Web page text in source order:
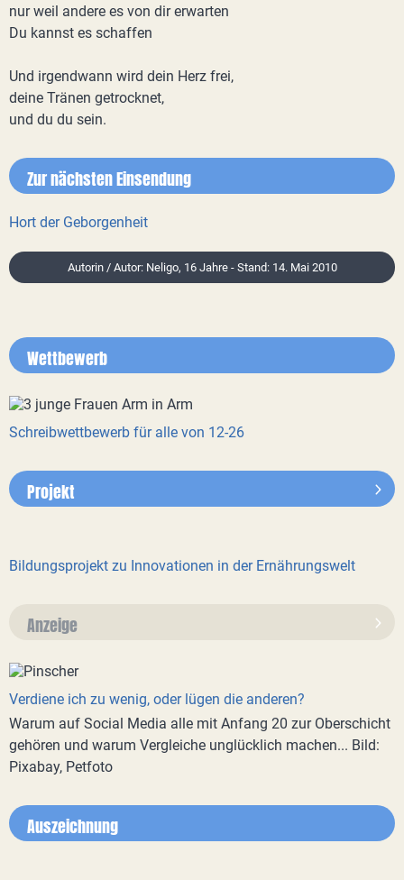
nur weil andere es von dir erwarten
Du kannst es schaffen
Und irgendwann wird dein Herz frei,
deine Tränen getrocknet,
und du du sein.
Zur nächsten Einsendung
Hort der Geborgenheit
Autorin / Autor: Neligo, 16 Jahre - Stand: 14. Mai 2010
Wettbewerb
Schreibwettbewerb für alle von 12-26
Projekt
Bildungsprojekt zu Innovationen in der Ernährungswelt
Anzeige
Verdiene ich zu wenig, oder lügen die anderen?
Warum auf Social Media alle mit Anfang 20 zur Oberschicht
gehören und warum Vergleiche unglücklich machen... Bild:
Pixabay, Petfoto
Auszeichnung